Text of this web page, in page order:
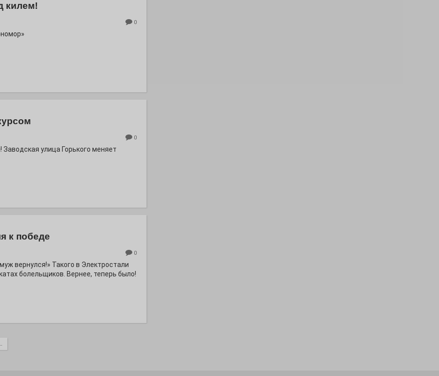
килем!
0
0
Заводская улица Горького меняет
к победе
0
вернулся!» Такого в Электростали
болельщиков. Вернее, теперь было!